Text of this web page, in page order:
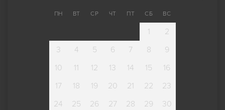
ПН ВТ СР ЧТ ПТ СБ ВС
1
2
3
4 5 6 7 8
9
10
11 12 13 14 15
16
17
18 19 20 21 22
23
24
25 26 27 28 29
30